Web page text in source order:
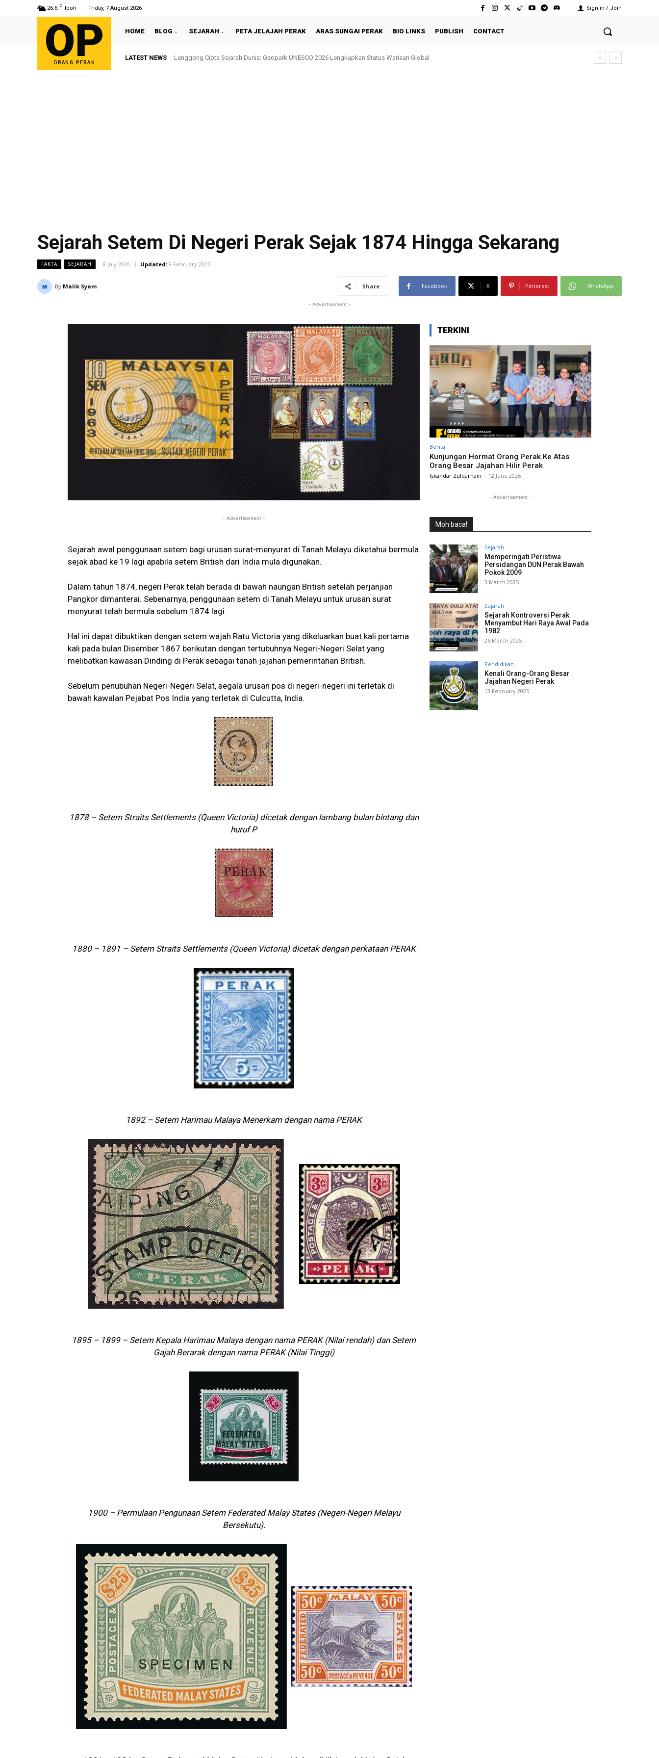
26.6 C Ipoh Friday, 7 August 2026 Sign in / Join
OP
ORANG PERAK
HOME BLOG SEJARAH PETA JELAJAH PERAK ARAS SUNGAI PERAK BIO LINKS PUBLISH CONTACT
LATEST NEWS Sultan Nazrin Shah Berbuka Puasa Bersama Rakyat di Behrang Stesen
Sejarah Setem Di Negeri Perak Sejak 1874 Hingga Sekarang
FAKTA SEJARAH 8 July 2020 Updated: 9 February 2025
By Malik Syam Share Facebook X Pinterest WhatsApp
- Advertisement -
- Advertisement -
Sejarah awal penggunaan setem bagi urusan surat-menyurat di Tanah Melayu diketahui bermula
sejak abad ke 19 lagi apabila setem British dari India mula digunakan.
Dalam tahun 1874, negeri Perak telah berada di bawah naungan British setelah perjanjian
Pangkor dimanterai. Sebenarnya, penggunaan setem di Tanah Melayu untuk urusan surat
menyurat telah bermula sebelum 1874 lagi.
Hal ini dapat dibuktikan dengan setem wajah Ratu Victoria yang dikeluarkan buat kali pertama
kali pada bulan Disember 1867 berikutan dengan tertubuhnya Negeri-Negeri Selat yang
melibatkan kawasan Dinding di Perak sebagai tanah jajahan pemerintahan British.
Sebelum penubuhan Negeri-Negeri Selat, segala urusan pos di negeri-negeri ini terletak di
bawah kawalan Pejabat Pos India yang terletak di Culcutta, India.
1878 – Setem Straits Settlements (Queen Victoria) dicetak dengan lambang bulan bintang dan
huruf P
1880 – 1891 – Setem Straits Settlements (Queen Victoria) dicetak dengan perkataan PERAK
1892 – Setem Harimau Malaya Menerkam dengan nama PERAK
1895 – 1899 – Setem Kepala Harimau Malaya dengan nama PERAK (Nilai rendah) dan Setem
Gajah Berarak dengan nama PERAK (Nilai Tinggi)
1900 – Permulaan Pengunaan Setem Federated Malay States (Negeri-Negeri Melayu
Bersekutu).
TERKINI
Berita
Kunjungan Hormat Orang Perak Ke Atas
Orang Besar Jajahan Hilir Perak
Iskandar Zulqarnain - 12 June 2026
- Advertisement -
Moh baca!
Sejarah
Memperingati Peristiwa
Persidangan DUN Perak Bawah
Pokok 2009
3 March 2025
Sejarah
Sejarah Kontroversi Perak
Menyambut Hari Raya Awal Pada
1982
26 March 2025
Pendidikan
Kenali Orang-Orang Besar
Jajahan Negeri Perak
13 February 2025